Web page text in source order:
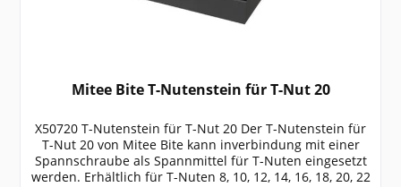
Mitee Bite T-Nutenstein für T-Nut 20
X50720 T-Nutenstein für T-Nut 20 Der T-Nutenstein für
T-Nut 20 von Mitee Bite kann inverbindung mit einer
Spannschraube als Spannmittel für T-Nuten eingesetzt
werden. Erhältlich für T-Nuten 8, 10, 12, 14, 16, 18, 20, 22